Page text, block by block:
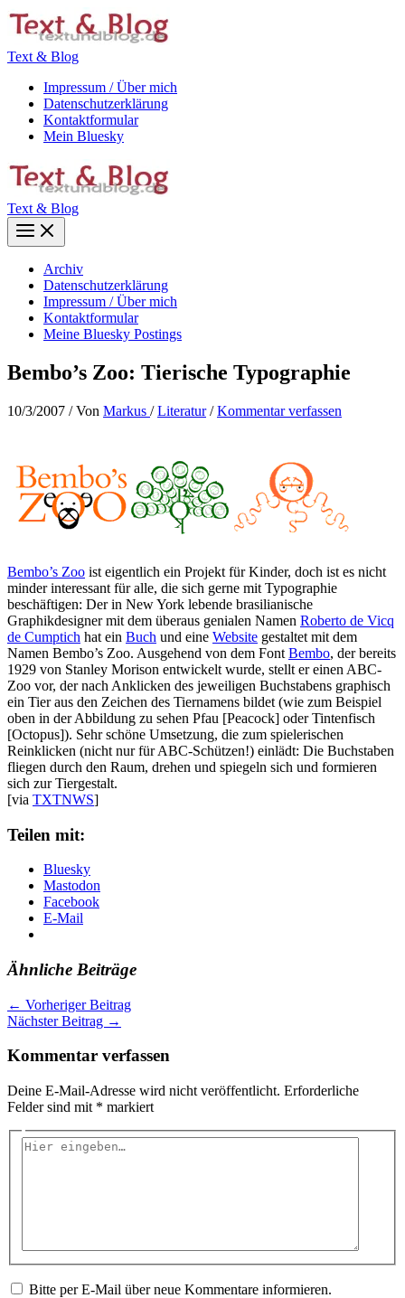
Zum
Inhalt
Text & Blog
Impressum / Über mich
Datenschutzerklärung
Kontaktformular
Mein Bluesky
Text & Blog
Main
Menu
Archiv
Datenschutzerklärung
Impressum / Über mich
Kontaktformular
Meine Bluesky Postings
Bembo’s Zoo: Tierische Typographie
10/3/2007 / Von Markus /Literatur/Kommentar verfassen
Bembo’s Zoo ist eigentlich ein Projekt für Kinder, doch ist es nicht
minder interessant für alle, die sich gerne mit Typographie
beschäftigen: Der in New York lebende brasilianische
Graphikdesigner mit dem überaus genialen Namen Roberto de Vicq
de Cumptich hat ein Buch und eine Website gestaltet mit dem
Namen Bembo’s Zoo. Ausgehend von dem Font Bembo, der bereits
1929 von Stanley Morison entwickelt wurde, stellt er einen ABC-
Zoo vor, der nach Anklicken des jeweiligen Buchstabens graphisch
ein Tier aus den Zeichen des Tiernamens bildet (wie zum Beispiel
oben in der Abbildung zu sehen Pfau [Peacock] oder Tintenfisch
[Octopus]). Sehr schöne Umsetzung, die zum spielerischen
Reinklicken (nicht nur für ABC-Schützen!) einlädt: Die Buchstaben
fliegen durch den Raum, drehen und spiegeln sich und formieren
sich zur Tiergestalt.
[via TXTNWS]
Teilen mit:
Bluesky
Mastodon
Facebook
E-Mail
Ähnliche Beiträge
← Vorheriger Beitrag
Nächster Beitrag →
Kommentar verfassen
Deine E-Mail-Adresse wird nicht veröffentlicht. Erforderliche
Felder sind mit * markiert
Hier
Bitte per E-Mail über neue Kommentare informieren.